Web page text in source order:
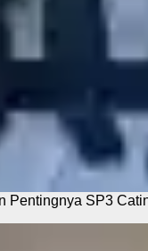
Pentingnya SP3